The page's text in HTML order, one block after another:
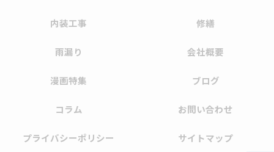
内装工事 修繕
雨漏り 会社概要
漫画特集 ブログ
コラム お問い合わせ
プライバシーポリシー サイトマップ